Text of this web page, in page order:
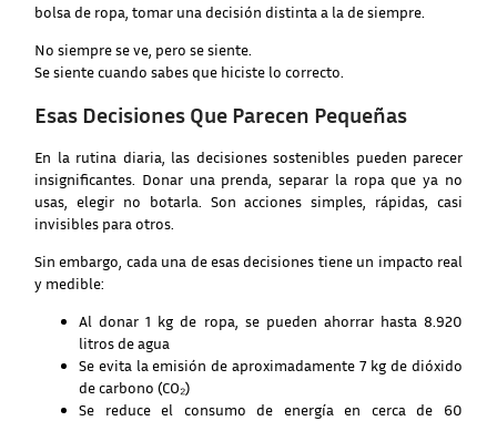
bolsa de ropa, tomar una decisión distinta a la de siempre.
No siempre se ve, pero se siente.
Se siente cuando sabes que hiciste lo correcto.
Esas Decisiones Que Parecen Pequeñas
En la rutina diaria, las decisiones sostenibles pueden parecer
insignificantes. Donar una prenda, separar la ropa que ya no
usas, elegir no botarla. Son acciones simples, rápidas, casi
invisibles para otros.
Sin embargo, cada una de esas decisiones tiene un impacto real
y medible:
Al donar 1 kg de ropa, se pueden ahorrar hasta 8.920
litros de agua
Se evita la emisión de aproximadamente 7 kg de dióxido
de carbono (CO₂)
Se reduce el consumo de energía en cerca de 60